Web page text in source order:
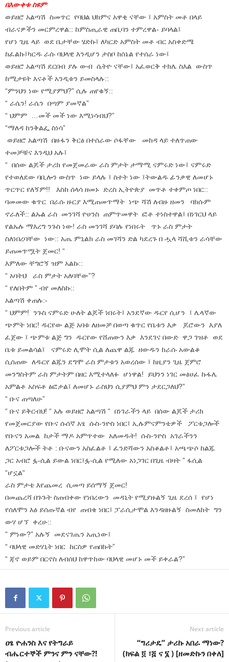
በእውቀቱ ስዩም
ወይዘሮ አልጣሽ ስመጥር የባህል ህክምና አዋቂ ናቸው ፤ አምስት መቶ በላይ
ብራናዎችን መርምረዋል:: ከምስጢራዊ ጠቢባን ተምረዋል- ይባላል፤
የሆነ ጊዜ ላይ ወደ ቤታቸው ሄድኩ፤ ለካርድ አምስት መቶ ብር አስቀድሜ
ከፈልኩ፤ካርዱ ራሱ ባህላዊ እንዲሆን ታስቦ ከሰኔል የተሰራ ነው፤
ወይዘሮ አልጣሽ ደርበብ ያሉ ውብ ሴትዮ ናቸው፤ አፈወርቅ ተክሌ ስእል ውስጥ
ከሚታዩት እናቶች አንዲቱን ይመስላሉ::
“ምንህን ነው የሚያምህ?” ሲሉ ጠየቁኝ::
“ ራሴን! ራሴን በጣም ያመኛል”
“ ህምም …መች መች ነው እሚነሳብህ?”
“ማለዳ ከንቅልፌ ስነሳ”
ወይዘሮ አልጣሽ በዙፋን ቅርፅ በተሰራው ሶፋቸው መከዳ ላይ ተለጥጠው
ተመቻቹና እንዲህ አሉ፤
“ በሰው ልጆች ታሪክ የመጀመራው ራስ ምታት ታማሚ ናምሩድ ነው፤ ናምሩድ
የተወለደው ባቢሎን ውስጥ ነው ይላሉ ፤ ስተት ነው ፤ትውልዱ ፊንቃዊ ለመሆኑ
ጥርጥር የለኝም!! እስከ ሰላሳ ዘመኑ ድረስ ኢትዮጵያ መጥቶ ተቀምጦ ነበር::
ባመመው ቁጥር በራሱ ዙርያ እሚጠመጥማት ነጭ ሻሽ ለብዙ ዘመን ባክሱም
ኖራለች:: ልኡል ራስ መንገሻ ዮሀንስ ጠምጥመዋት ፎቶ ተነስተዋል፤ በነገርህ ላይ
የልኡሉ ማእረግ ንጉስ ነው! ራስ መንገሻ ይባሉ የነበሩት ጥኑ ራስ ምታት
ስለነበረባቸው ነው:: አጤ ምኒልክ ራስ መገሻን ድል ካደረጉ በ ሗላ ሻሺቱን ራሳቸው
ይጠመጥሟት ጀመር! “
እምለው ቸግሮኝ ዝም አልኩ::
“ አባትህ ራስ ምታት አለባቸው”?
“ የለበትም ” ብየ መለስኩ::
አልጣሽ ቀጠሉ:-
“ ህምም! ንጉስ ናምሩድ ሁለት ልጆች ነበሩት፤ አንደኛው ዱርየ ሲሆን ፤ ሌላኛው
ጭምት ነበር! ዱርየው ልጅ አባቱ ለዘመቻ በወጣ ቁጥር የቤቱን እቃ ጆሮውን እያለ
ፈጀው ፤ ጭምቱ ልጅ ግን ዱርየው የሸጠውን እቃ እንደገና በውድ ዋጋ ገዝቶ ወደ
ቤቱ ይመልሳል፤ ናምሩድ ሊሞት ሲል ለጨዋ ልጁ ዘውዱን ከራሱ አውልቆ
ሲሰጠው ለዱርየ ልጁን ደግሞ ራስ ምታቱን አወረሰው ፤ ከዚያን ጊዜ ጀምሮ
መንግስትም ራስ ምታትም በዘር እሚተላለፉ ሆነዋል! ይህንን ነገር መፅሀፈ ኩፋሌ
አምልቶ አስፍቶ ፅፎታል፤ ለመሆኑ ራስህን ሲያምህ ምን ታደርጋለህ?”
“ ቡና ጠጣለሁ”
“ ቡና ይቅርብህ! “ አሉ ወይዘሮ አልጣሽ “ በነገራችን ላይ በሰው ልጆች ታሪክ
የመጀመርያው የቡና ሱሰኛ አፄ ሱስ-ንዮስ ነበር፤ ኢሉምናምንቴዎች ፖርቱጋሎች
የቡናን አመል ከታች ማዶ አምጥተው አለመዱት! ሱስ-ንዮስ አገራችንን
ለፖርቱጋሎች ትቶ : ቡናውን አስፈልቶ ፤ ፈንድሻውን አስቆልቶ፤ አጫጭሶ ከልጁ
ጋር አብሮ ፏ-ሲል ይውል ነበር፤ፏ-ሲል የሚለው አነጋገር በጊዜ ብዛት ” ፋሲል
“ሆኗል“
ራስ ምታቴ እየጨመረ ሲመጣ ይሰማኝ ጀመር!
በመጨረሻ በጉጉት ስጠብቀው የነበረውን መዳኒት የሚያዙልኝ ጊዜ ደረሰ ፤ የሆነ
የሰለሞን እፅ ይሰጡኛል ብየ ጠብቄ ነበር፤ ፓራሲታሞል እንዳዘዙልኝ ስመለከት ግን
ውሃ ሆኘ ቀረሁ::
” ምነው?” አሉኝ መደናገጤን አጢነው፤
“ ባህላዊ መድሃኒት ነበር ከርስዎ የጠበኩት”
“ ጃኖ ወይም በርኖስ ለብሰህ ከዋጥከው ባህላዊ መሆኑ መች ይቀራል?”
Previous article
ዐፄ ዮሐንስ እና የትግራይ
ብሔርተኞች ምንና ምን ናቸው?!
Next article
“ግሪታዴ” ታሪኩ አበራ ማነው?
(ክፍል ፬ ፣፭ ና ፮ ) [ዘመድኩን በቀለ]